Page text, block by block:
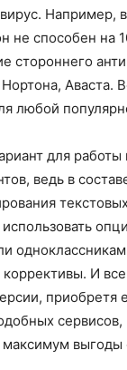
не способен на
стороннего
Аваста.
любой
для
ведь в
И
приобретя
выгоды